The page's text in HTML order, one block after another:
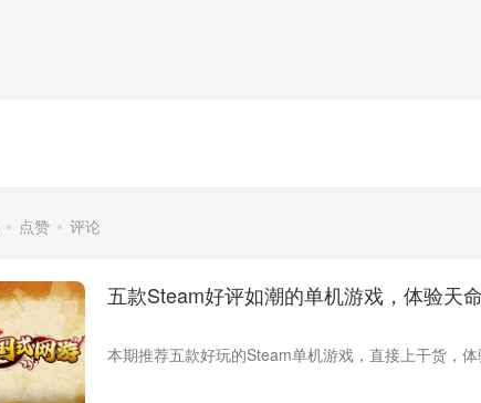
点赞 评论
五款Steam好评如潮的单机游戏，体验天